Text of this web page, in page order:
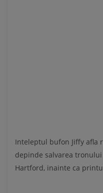
Inteleptul bufon Jiffy afla
depinde salvarea
Hartford, inainte ca